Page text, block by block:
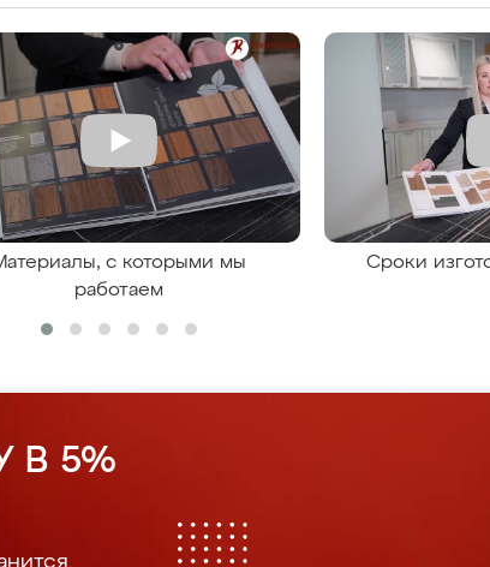
с которыми мы
работаем
Сроки
В 5%